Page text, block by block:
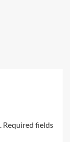
Required fields